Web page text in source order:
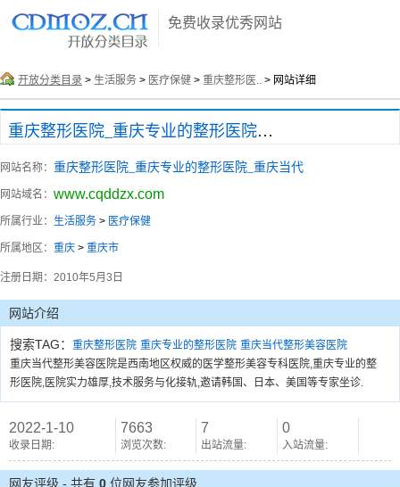
免费收录优秀网站
开放分类目录 > 生活服务 > 医疗保健 > 重庆整形医.. > 网站详细
重庆整形医院_重庆专业的整形医院_重庆当代
网站名称： 重庆整形医院_重庆专业的整形医院_重庆当代
网站域名： www.cqddzx.com
所属行业： 生活服务 > 医疗保健
所属地区： 重庆 > 重庆市
注册日期： 2010年5月3日
网站介绍
搜索TAG： 重庆整形医院 重庆专业的整形医院 重庆当代整形美容医院
重庆当代整形美容医院是西南地区权威的医学整形美容专科医院,重庆专业的整
形医院,医院实力雄厚,技术服务与化接轨,邀请韩国、日本、美国等专家坐诊.
2022-1-10
收录日期:
7663
浏览次数:
7
出站流量:
0
入站流量:
网友评级 - 共有 0 位网友参加评级